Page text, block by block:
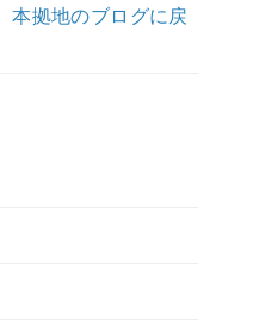
本拠地のブログに戻